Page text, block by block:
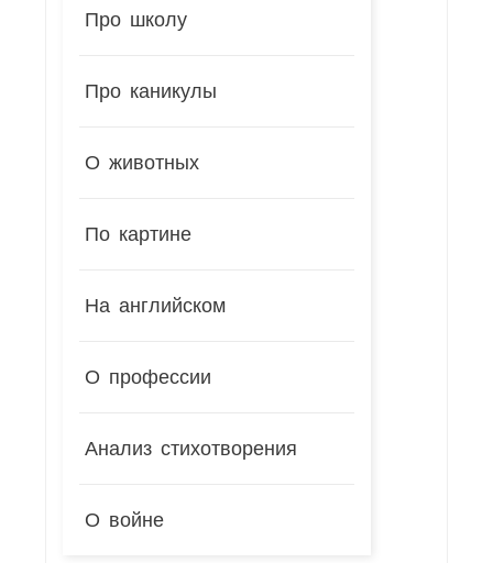
Про школу
Про каникулы
О животных
По картине
На английском
О профессии
Анализ стихотворения
О войне